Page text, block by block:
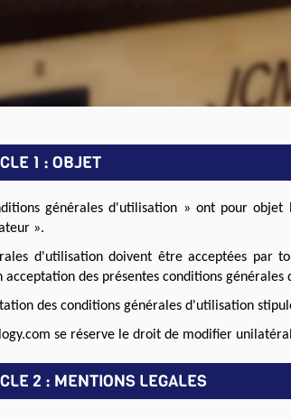
1 : OBJET
générales d'utilisation » ont pour
».
d'utilisation doivent être acceptées par
acceptation des présentes conditions générales
des conditions générales d'utilisation
se réserve le droit de modifier
2 : MENTIONS LEGALES